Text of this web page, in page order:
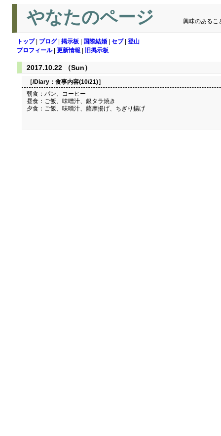
やなたのページ 興味のあるこ
トップ| ブログ| 掲示板 国際結婚 セブ| 登山
プロフィール| 更新情報 旧掲示板
2017.10.22 （Sun）
［/Diary： 食事内容(10/21)］
朝食：パン、コーヒー
昼食：ご飯、味噌汁、銀タラ焼き
夕食：ご飯、味噌汁、薩摩揚げ、ちぎり揚げ